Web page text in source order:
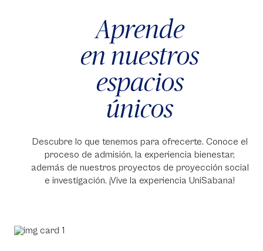
Aprende
en nuestros
espacios
únicos
Descubre lo que tenemos para ofrecerte. Conoce el
proceso de admisión, la experiencia bienestar,
además de nuestros proyectos de proyección social
e investigación. ¡Vive la experiencia UniSabana!